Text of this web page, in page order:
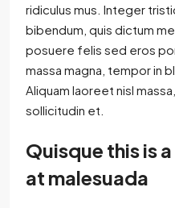
ridiculus mus. Integer
bibendum, quis dictum
posuere felis sed eros
massa magna, tempor in
Aliquam laoreet nisl
sollicitudin et.
Quisque this is
at malesuada